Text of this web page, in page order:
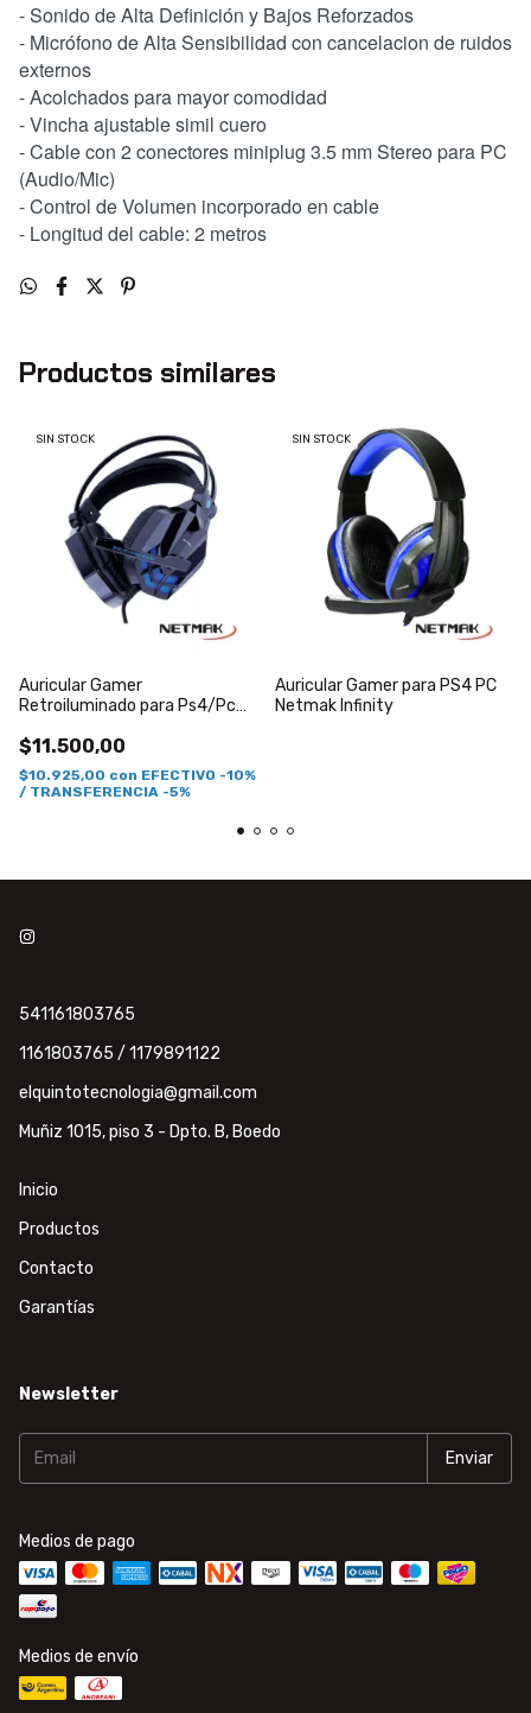
- Sonido de Alta Definición y Bajos Reforzados
- Micrófono de Alta Sensibilidad con cancelacion de ruidos
externos
- Acolchados para mayor comodidad
- Vincha ajustable simil cuero
- Cable con 2 conectores miniplug 3.5 mm Stereo para PC
(Audio/Mic)
- Control de Volumen incorporado en cable
- Longitud del cable: 2 metros
Productos similares
SIN STOCK
Auricular Gamer
Retroiluminado para Ps4/Pc
$11.500,00
$10.925,00 con EFECTIVO -10%
/ TRANSFERENCIA -5%
SIN STOCK
Auricular Gamer para PS4 PC
Netmak Infinity
541161803765
1161803765 / 1179891122
elquintotecnologia@gmail.com
Muñiz 1015, piso 3 - Dpto. B, Boedo
Inicio
Productos
Contacto
Garantías
Newsletter
Medios de pago
Medios de envío